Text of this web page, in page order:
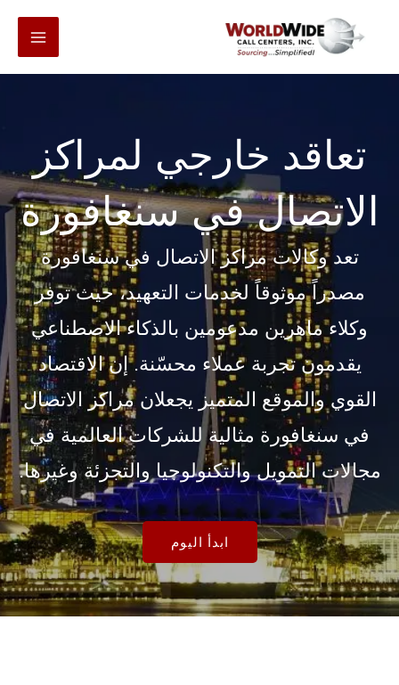
تعاقد خارجي لمراكز
الاتصال في سنغافورة
تعد وكالات مراكز الاتصال في سنغافورة
مصدراً موثوقاً لخدمات التعهيد، حيث توفر
وكلاء ماهرين مدعومين بالذكاء الاصطناعي
يقدمون تجربة عملاء محسّنة. إن الاقتصاد
القوي والموقع المتميز يجعلان مراكز الاتصال
في سنغافورة مثالية للشركات العالمية في
مجالات التمويل والتكنولوجيا والتجزئة وغيرها.
ابدأ اليوم